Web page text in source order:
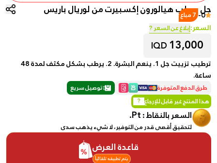
جل مرطب هيالورون إكسبيرت من لوريال باريس
0
- 7 مباع
السعر:إبلاغ عن السعر ?
13,000
IQD
ترطيب تزييت جل 1. ينعم البشرة. 2. يرطب بشكل مكثف لمدة 48
ساعة.
طرق الدفع المتوفرة
توصيل سريع
هذا المنتج غير قابل للإرجاع ?
السعر بالنقاط :Pt.
لتحقيق أقصى قدر من التوفير، لا شيء يذهب سدى
قاعدة العرض
يتم تطبيقه تلقائياً